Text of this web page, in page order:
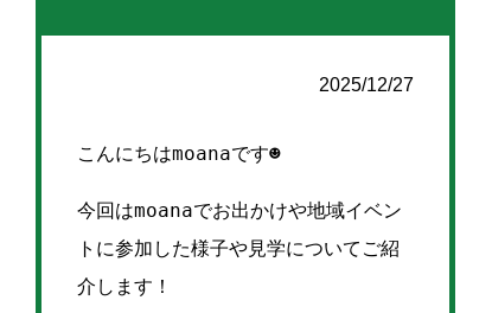
2025/12/27
こんにちはmoanaです☻
今回はmoanaでお出かけや地域イベン
トに参加した様子や見学についてご紹
介します！